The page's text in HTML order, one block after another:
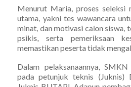
Menurut Maria, proses seleksi
utama, yakni tes wawancara
minat, dan motivasi calon siswa,
psikis, serta pemeriksaan
memastikan peserta tidak
Dalam pelaksanaannya,
pada petunjuk teknis (Juknis)